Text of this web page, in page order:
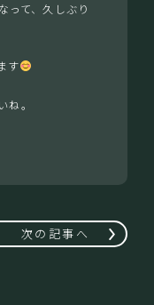
って、久しぶり
す
。
次の記事へ